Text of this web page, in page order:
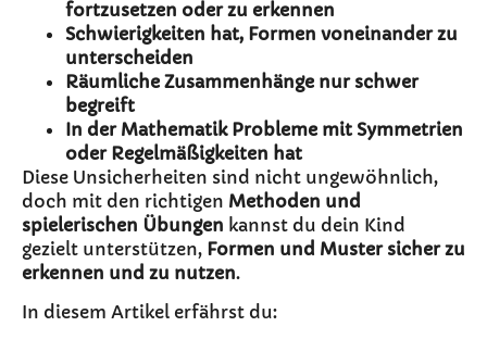
fortzusetzen oder zu erkennen
Schwierigkeiten hat, Formen voneinander zu
unterscheiden
Räumliche Zusammenhänge nur schwer
begreift
In der Mathematik Probleme mit Symmetrien
oder Regelmäßigkeiten hat
Diese Unsicherheiten sind nicht ungewöhnlich,
doch mit den richtigen Methoden und
spielerischen Übungen kannst du dein Kind
gezielt unterstützen, Formen und Muster sicher zu
erkennen und zu nutzen.
In diesem Artikel erfährst du: